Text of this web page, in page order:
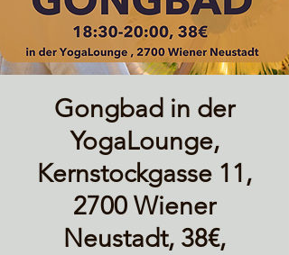
Gongbad in der
YogaLounge,
Kernstockgasse 11,
2700 Wiener
Neustadt, 38€,